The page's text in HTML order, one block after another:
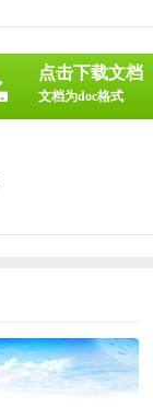
点击下载文档
文档为doc格式